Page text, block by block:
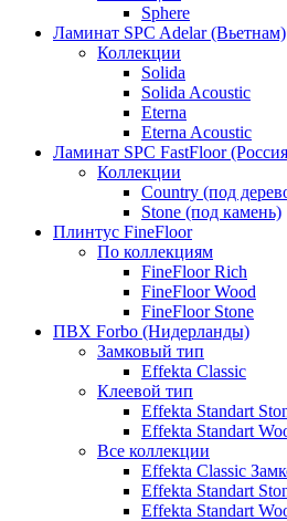
Sphere
Ламинат SPC Adelar (Вьетнам)
Коллекции
Solida
Solida Acoustic
Eterna
Eterna Acoustic
Ламинат SPC FastFloor
Коллекции
Country (под
Stone (под камень)
Плинтус FineFloor
По коллекциям
FineFloor Rich
FineFloor Wood
FineFloor Stone
ПВХ Forbo (Нидерланды)
Замковый тип
Effekta Classic
Клеевой тип
Effekta Standart
Effekta Standart
Все коллекции
Effekta Classic
Effekta Standart
Effekta Standart